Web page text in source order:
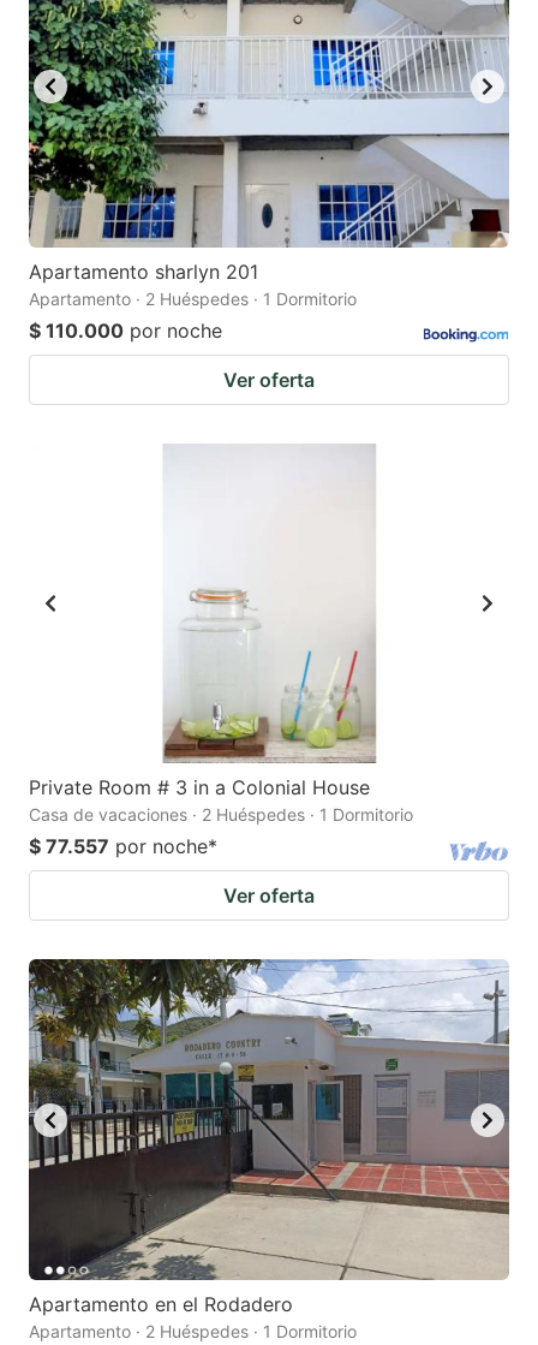
Apartamento sharlyn 201
Apartamento · 2 Huéspedes · 1 Dormitorio
$ 110.000 por noche
Ver oferta
Private Room # 3 in a Colonial House
Casa de vacaciones · 2 Huéspedes · 1 Dormitorio
$ 77.557 por noche*
Ver oferta
Apartamento en el Rodadero
Apartamento · 2 Huéspedes · 1 Dormitorio